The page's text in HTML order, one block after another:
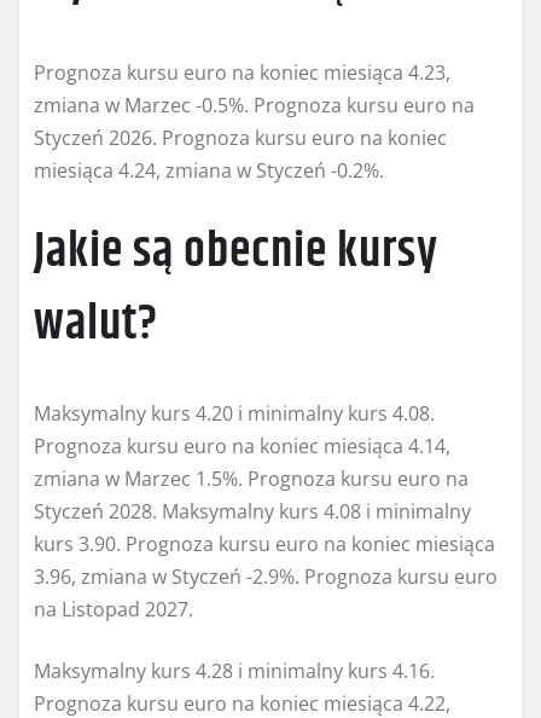
Prognoza kursu euro na koniec miesiąca 4.23,
zmiana w Marzec -0.5%. Prognoza kursu euro na
Styczeń 2026. Prognoza kursu euro na koniec
miesiąca 4.24, zmiana w Styczeń -0.2%.
Jakie są obecnie kursy
walut?
Maksymalny kurs 4.20 i minimalny kurs 4.08.
Prognoza kursu euro na koniec miesiąca 4.14,
zmiana w Marzec 1.5%. Prognoza kursu euro na
Styczeń 2028. Maksymalny kurs 4.08 i minimalny
kurs 3.90. Prognoza kursu euro na koniec miesiąca
3.96, zmiana w Styczeń -2.9%. Prognoza kursu euro
na Listopad 2027.
Maksymalny kurs 4.28 i minimalny kurs 4.16.
Prognoza kursu euro na koniec miesiąca 4.22,